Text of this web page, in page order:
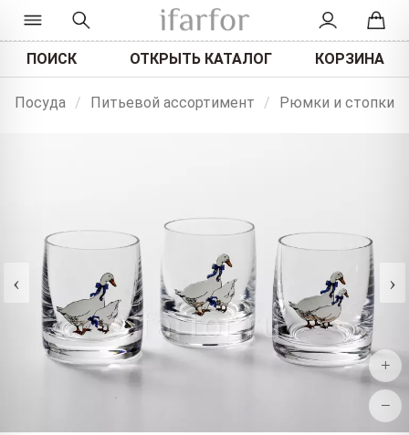
ПОИСК ОТКРЫТЬ КАТАЛОГ КОРЗИНА
Посуда / Питьевой ассортимент / Рюмки и стопки
‹ ›
+
−